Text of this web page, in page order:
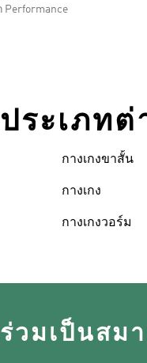
Performance
ระเภทต่
กางเกงขาสั้น
กางเกง
กางเกงวอร์ม
วมเป็นสม